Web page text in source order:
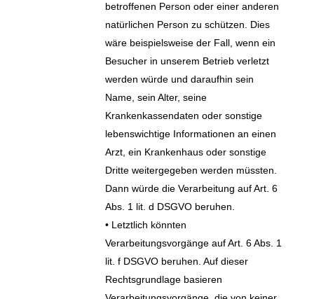
betroffenen Person oder einer anderen
natürlichen Person zu schützen. Dies
wäre beispielsweise der Fall, wenn ein
Besucher in unserem Betrieb verletzt
werden würde und daraufhin sein
Name, sein Alter, seine
Krankenkassendaten oder sonstige
lebenswichtige Informationen an einen
Arzt, ein Krankenhaus oder sonstige
Dritte weitergegeben werden müssten.
Dann würde die Verarbeitung auf Art. 6
Abs. 1 lit. d DSGVO beruhen.
• Letztlich könnten
Verarbeitungsvorgänge auf Art. 6 Abs. 1
lit. f DSGVO beruhen. Auf dieser
Rechtsgrundlage basieren